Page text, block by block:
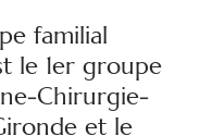
familial
le 1er groupe
et le